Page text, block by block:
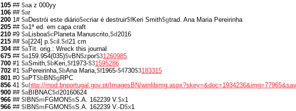
105 ## $aa z 000yy
106 ## $ar
200 1# $aDestrói este diário$ecriar é destruir$fKeri Smith$gtrad. Ana Maria Pereirinha
205 ## $a1ª ed. em capa craft
210 #9 $aLisboa$cPlaneta Manuscrito,$d2016
215 ## $a[224] p.$cil.$d21 cm
304## $aTít. orig.: Wreck this journal
675 ## $a159.954(035)$vBN$zpor$31260985
700 #1 $aSmith,$bKeri,$f1973-$31595286
702 #1 $aPereirinha,$bAna Maria,$f1965-$4730$3183315
801 #0 $aPT$bBN$g RPC
856 41 $u http://rnod.bnportugal.gov.pt/ImagesBN/
900 ## $aBIBNAC$d20160624
966 ## $l BN$m FGMON$sS.A. 162239 V.$x1
966 ## $l BN$m FGMON$sS.A. 162239 V.-D$x1